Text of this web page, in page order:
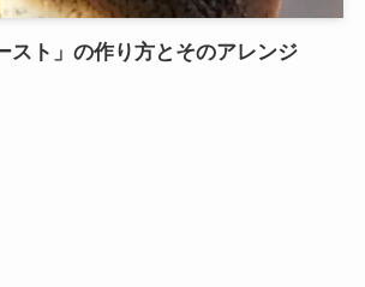
スト」の作り方とそのアレンジ